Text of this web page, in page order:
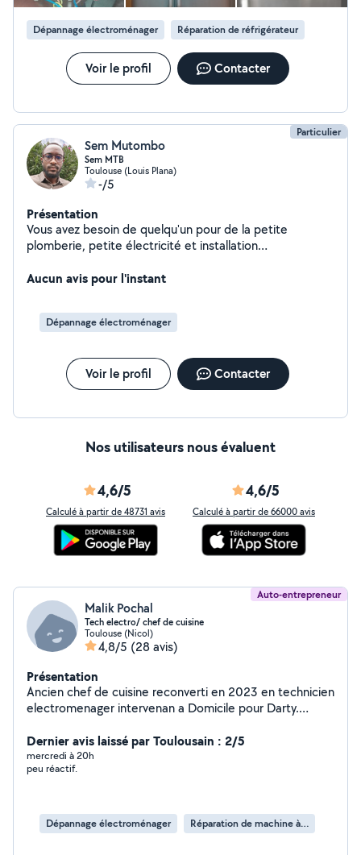
Dépannage électroménager Réparation de réfrigérateur
Voir le profil Contacter
Particulier
Sem Mutombo
Sem MTB
Toulouse (Louis Plana)
-/5
Présentation
Vous avez besoin de quelqu'un pour de la petite
plomberie, petite électricité et installation
bricolage, déménagement et bien plus encore Je suis
Aucun avis pour l'instant
Dépannage électroménager
Voir le profil Contacter
Nos utilisateurs nous évaluent
4,6/5
Calculé à partir de 48731 avis
4,6/5
Calculé à partir de 66000 avis
Auto-entrepreneur
Malik Pochal
Tech electro/ chef de cuisine
Toulouse (Nicol)
4,8/5 (28 avis)
Présentation
Ancien chef de cuisine reconverti en 2023 en technicien
electromenager intervenan a Domicile pour Darty.
évènement nécessitant un pro de la cuisine ou réparer
les electro récalcitrant. Avec moi les problèmes
trouvent leurs Solution
Dernier avis laissé par Toulousain : 2/5
mercredi à 20h
peu réactif.
Dépannage électroménager Réparation de machine à laver